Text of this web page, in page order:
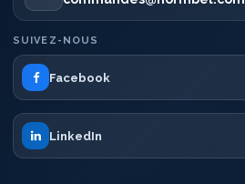
SUIVEZ-NOUS
Facebook
LinkedIn